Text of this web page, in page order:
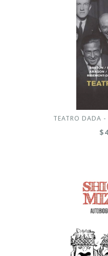
TEATRO DADA -